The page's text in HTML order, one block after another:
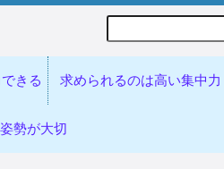
きる 求められるのは高い集中力
勢が大切